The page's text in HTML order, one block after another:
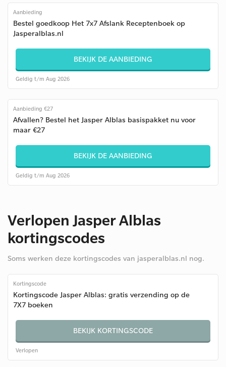
Aanbieding
Bestel goedkoop Het 7x7 Afslank Receptenboek op
Jasperalblas.nl
BEKIJK DE AANBIEDING
Geldig t/m Aug 2026
Aanbieding €27
Afvallen? Bestel het Jasper Alblas basispakket nu voor
maar €27
BEKIJK DE AANBIEDING
Geldig t/m Aug 2026
Verlopen Jasper Alblas
kortingscodes
Soms werken deze kortingscodes van jasperalblas.nl nog.
Kortingscode
Kortingscode Jasper Alblas: gratis verzending op de
7X7 boeken
BEKIJK KORTINGSCODE
Verlopen